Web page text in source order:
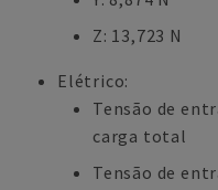
Z: 13,723 N
Elétrico:
Tensão de
carga total
Tensão de